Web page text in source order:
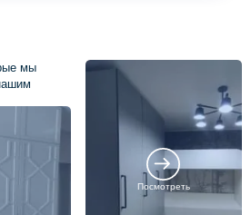
мы
Посмотреть